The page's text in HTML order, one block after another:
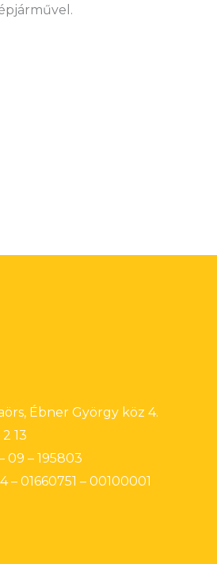
Ébner György köz 4.
13
09 – 195803
– 01660751 – 00100001